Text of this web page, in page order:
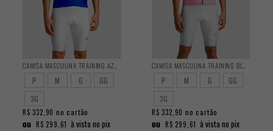
CAMISA MASCULINA TRAINING AZURE
P M G
GG
3G
R$ 332,90 no cartão
ou R$ 299,61 à vista no pix
CAMISA MASCULINA TRAINING BLOOM
P M G
GG
3G
R$ 332,90 no cartão
ou R$ 299,61 à vista no pix